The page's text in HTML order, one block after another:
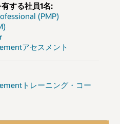
する社員1名:
(PMP)
アセスメント
トレーニング・コー